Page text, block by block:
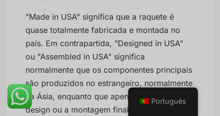
"Made in USA" significa que a raquete é
quase totalmente fabricada e montada no
país. Em contrapartida, "Designed in USA"
ou "Assembled in USA" significa
normalmente que os componentes principais
são produzidos no estrangeiro, normalmente
na Ásia, enquanto que apenas o trabalho de
design ou a montagem final são efectuados
Português